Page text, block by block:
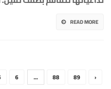
READ MORE
6 ... 88 89 ›